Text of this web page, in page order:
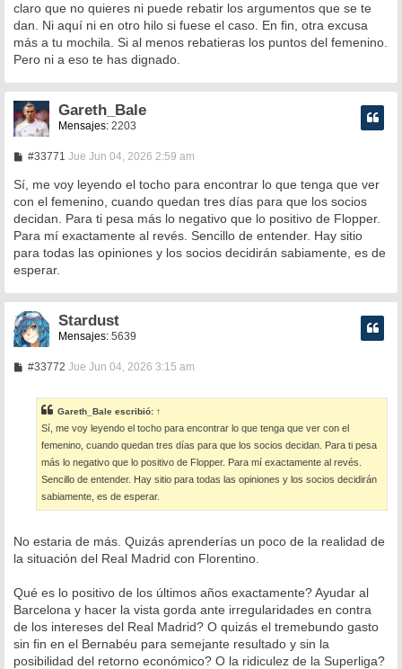
claro que no quieres ni puede rebatir los argumentos que se te
dan. Ni aquí ni en otro hilo si fuese el caso. En fin, otra excusa
más a tu mochila. Si al menos rebatieras los puntos del femenino.
Pero ni a eso te has dignado.
Gareth_Bale
Mensajes: 2203
#33771 M
n
s
a
e
Jue Jun 04, 2026 2:59 am
Sí, me voy leyendo el tocho para encontrar lo que tenga que ver
con el femenino, cuando quedan tres días para que los socios
decidan. Para ti pesa más lo negativo que lo positivo de Flopper.
Para mí exactamente al revés. Sencillo de entender. Hay sitio
para todas las opiniones y los socios decidirán sabiamente, es de
esperar.
Stardust
Mensajes: 5639
#33772M
a
j
e
Jue Jun 04, 2026 3:15 am
Gareth_Bale escribió: ↑
Sí, me voy leyendo el tocho para encontrar lo que tenga que ver con el
femenino, cuando quedan tres días para que los socios decidan. Para ti pesa
más lo negativo que lo positivo de Flopper. Para mí exactamente al revés.
Sencillo de entender. Hay sitio para todas las opiniones y los socios decidirán
sabiamente, es de esperar.
No estaria de más. Quizás aprenderías un poco de la realidad de
la situación del Real Madrid con Florentino.
Qué es lo positivo de los últimos años exactamente? Ayudar al
Barcelona y hacer la vista gorda ante irregularidades en contra
de los intereses del Real Madrid? O quizás el tremebundo gasto
sin fin en el Bernabéu para semejante resultado y sin la
posibilidad del retorno económico? O la ridiculez de la Superliga?